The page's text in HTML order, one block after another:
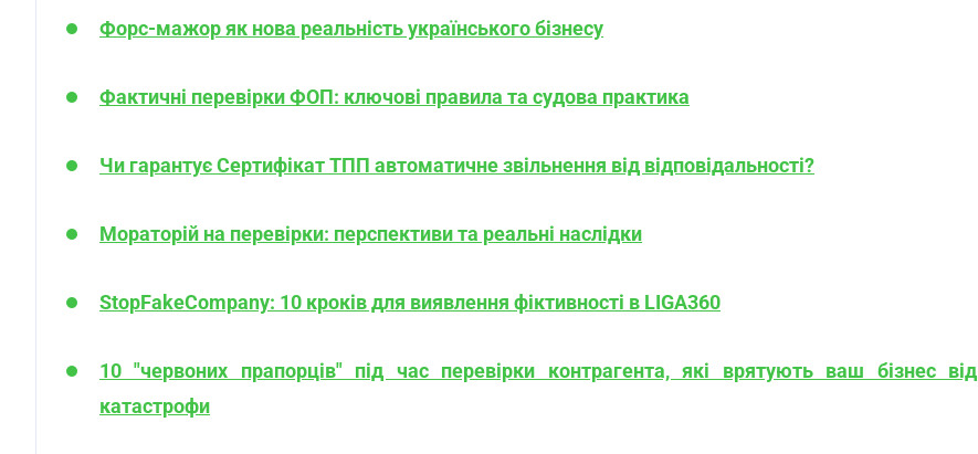
Форс-мажор як нова реальність українського бізнесу
Фактичні перевірки ФОП: ключові правила та судова практика
Чи гарантує Сертифікат ТПП автоматичне звільнення від відповідальності?
Мораторій на перевірки: перспективи та реальні наслідки
StopFakeCompany: 10 кроків для виявлення фіктивності в LIGA360
10 "червоних прапорців" під час перевірки контрагента, які врятують ваш бізнес від
катастрофи